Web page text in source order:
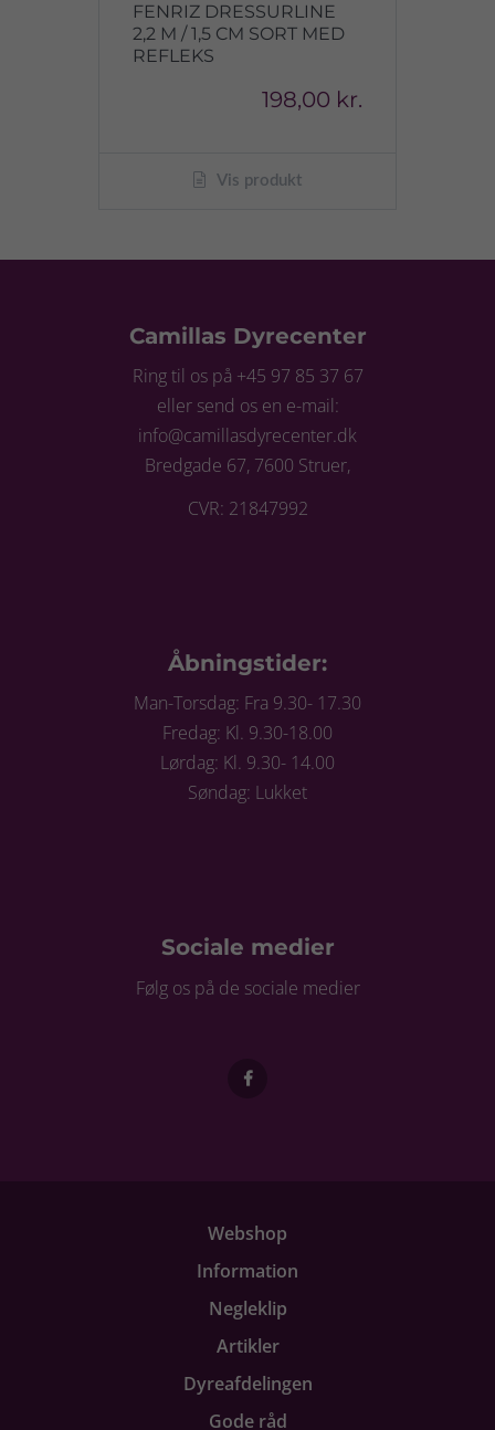
FENRIZ DRESSURLINE
2,2 M / 1,5 CM SORT MED
REFLEKS
198,00 kr.
Vis produkt
Camillas Dyrecenter
Ring til os på +45 97 85 37 67
eller send os en e-mail:
info@camillasdyrecenter.dk
Bredgade 67, 7600 Struer,
CVR: 21847992
Åbningstider:
Man-Torsdag: Fra 9.30- 17.30
Fredag: Kl. 9.30-18.00
Lørdag: Kl. 9.30- 14.00
Søndag: Lukket
Sociale medier
Følg os på de sociale medier
Webshop
Information
Negleklip
Artikler
Dyreafdelingen
Gode råd